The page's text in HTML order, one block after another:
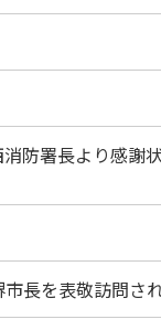
防署長より感謝
長を表敬訪問さ